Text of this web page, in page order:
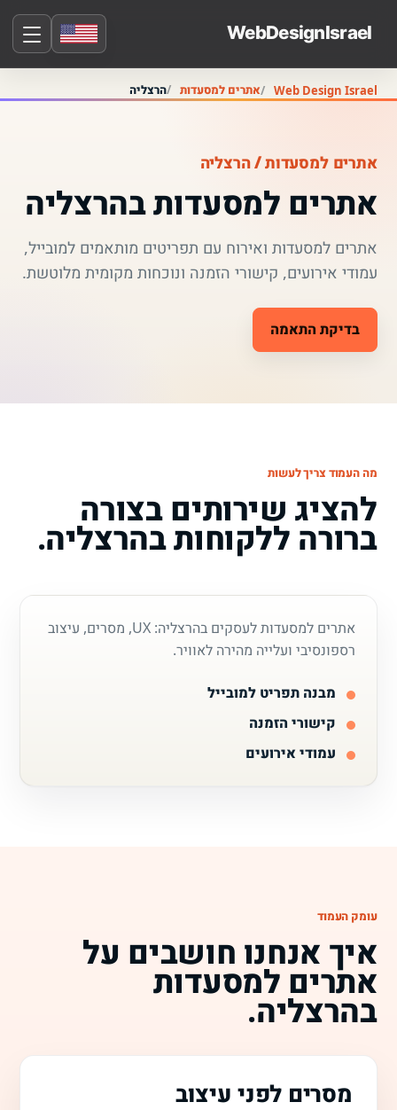
Web Design Israel אתרים למסעדות הרצליה
אתרים למסעדות / הרצליה
אתרים למסעדות בהרצליה
אתרים למסעדות ואירוח עם תפריטים מותאמים למובייל,
עמודי אירועים, קישורי הזמנה ונוכחות מקומית מלוטשת.
בדיקת התאמה
מה העמוד צריך לעשות
להציג שירותים בצורה
ברורה ללקוחות בהרצליה.
אתרים למסעדות לעסקים בהרצליה: UX, מסרים, עיצוב
רספונסיבי ועלייה מהירה לאוויר.
מבנה תפריט למובייל
קישורי הזמנה
עמודי אירועים
עומק העמוד
איך אנחנו חושבים על
אתרים למסעדות
בהרצליה.
מסרים לפני עיצוב